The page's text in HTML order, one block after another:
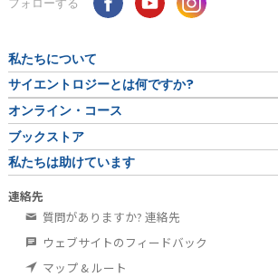
私たちについて
サイエントロジーとは何ですか?
オンライン・コース
ブックストア
私たちは助けています
連絡先
質問がありますか? 連絡先
ウェブサイトのフィードバック
マップ & ルート